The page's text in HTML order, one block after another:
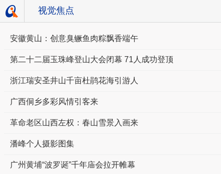
视觉焦点
安徽黄山：创意臭鳜鱼肉粽飘香端午
第二十二届玉珠峰登山大会闭幕 71人成功登顶
浙江瑞安圣井山千亩杜鹃花海引游人
广西侗乡多彩风情引客来
革命老区山西左权：春山雪景入画来
潘峰个人摄影图集
广州黄埔“波罗诞”千年庙会拉开帷幕